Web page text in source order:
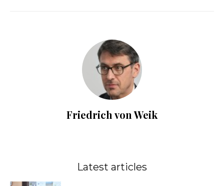
Friedrich von Weik
Latest articles